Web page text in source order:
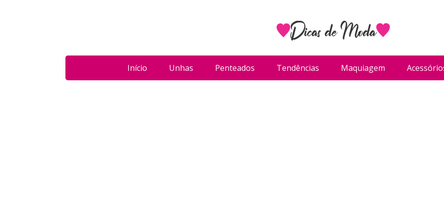
Início Unhas Penteados Tendências Maquiagem